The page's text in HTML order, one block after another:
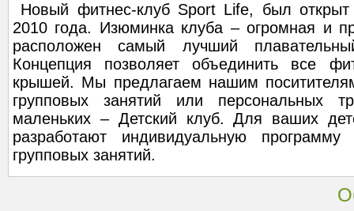
Новый фитнес-клуб Sport Life, был
2010 года. Изюминка клуба – огромная и
расположен самый лучший
Концепция позволяет объединить все
крышей. Мы предлагаем нашим
групповых занятий или персональных
маленьких – Детский клуб. Для ваших
разработают индивидуальную
групповых занятий.